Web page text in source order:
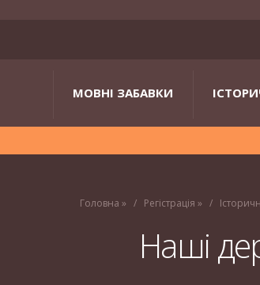
МОВНІ ЗАБАВКИ
Головна » Регістрація »
Наші